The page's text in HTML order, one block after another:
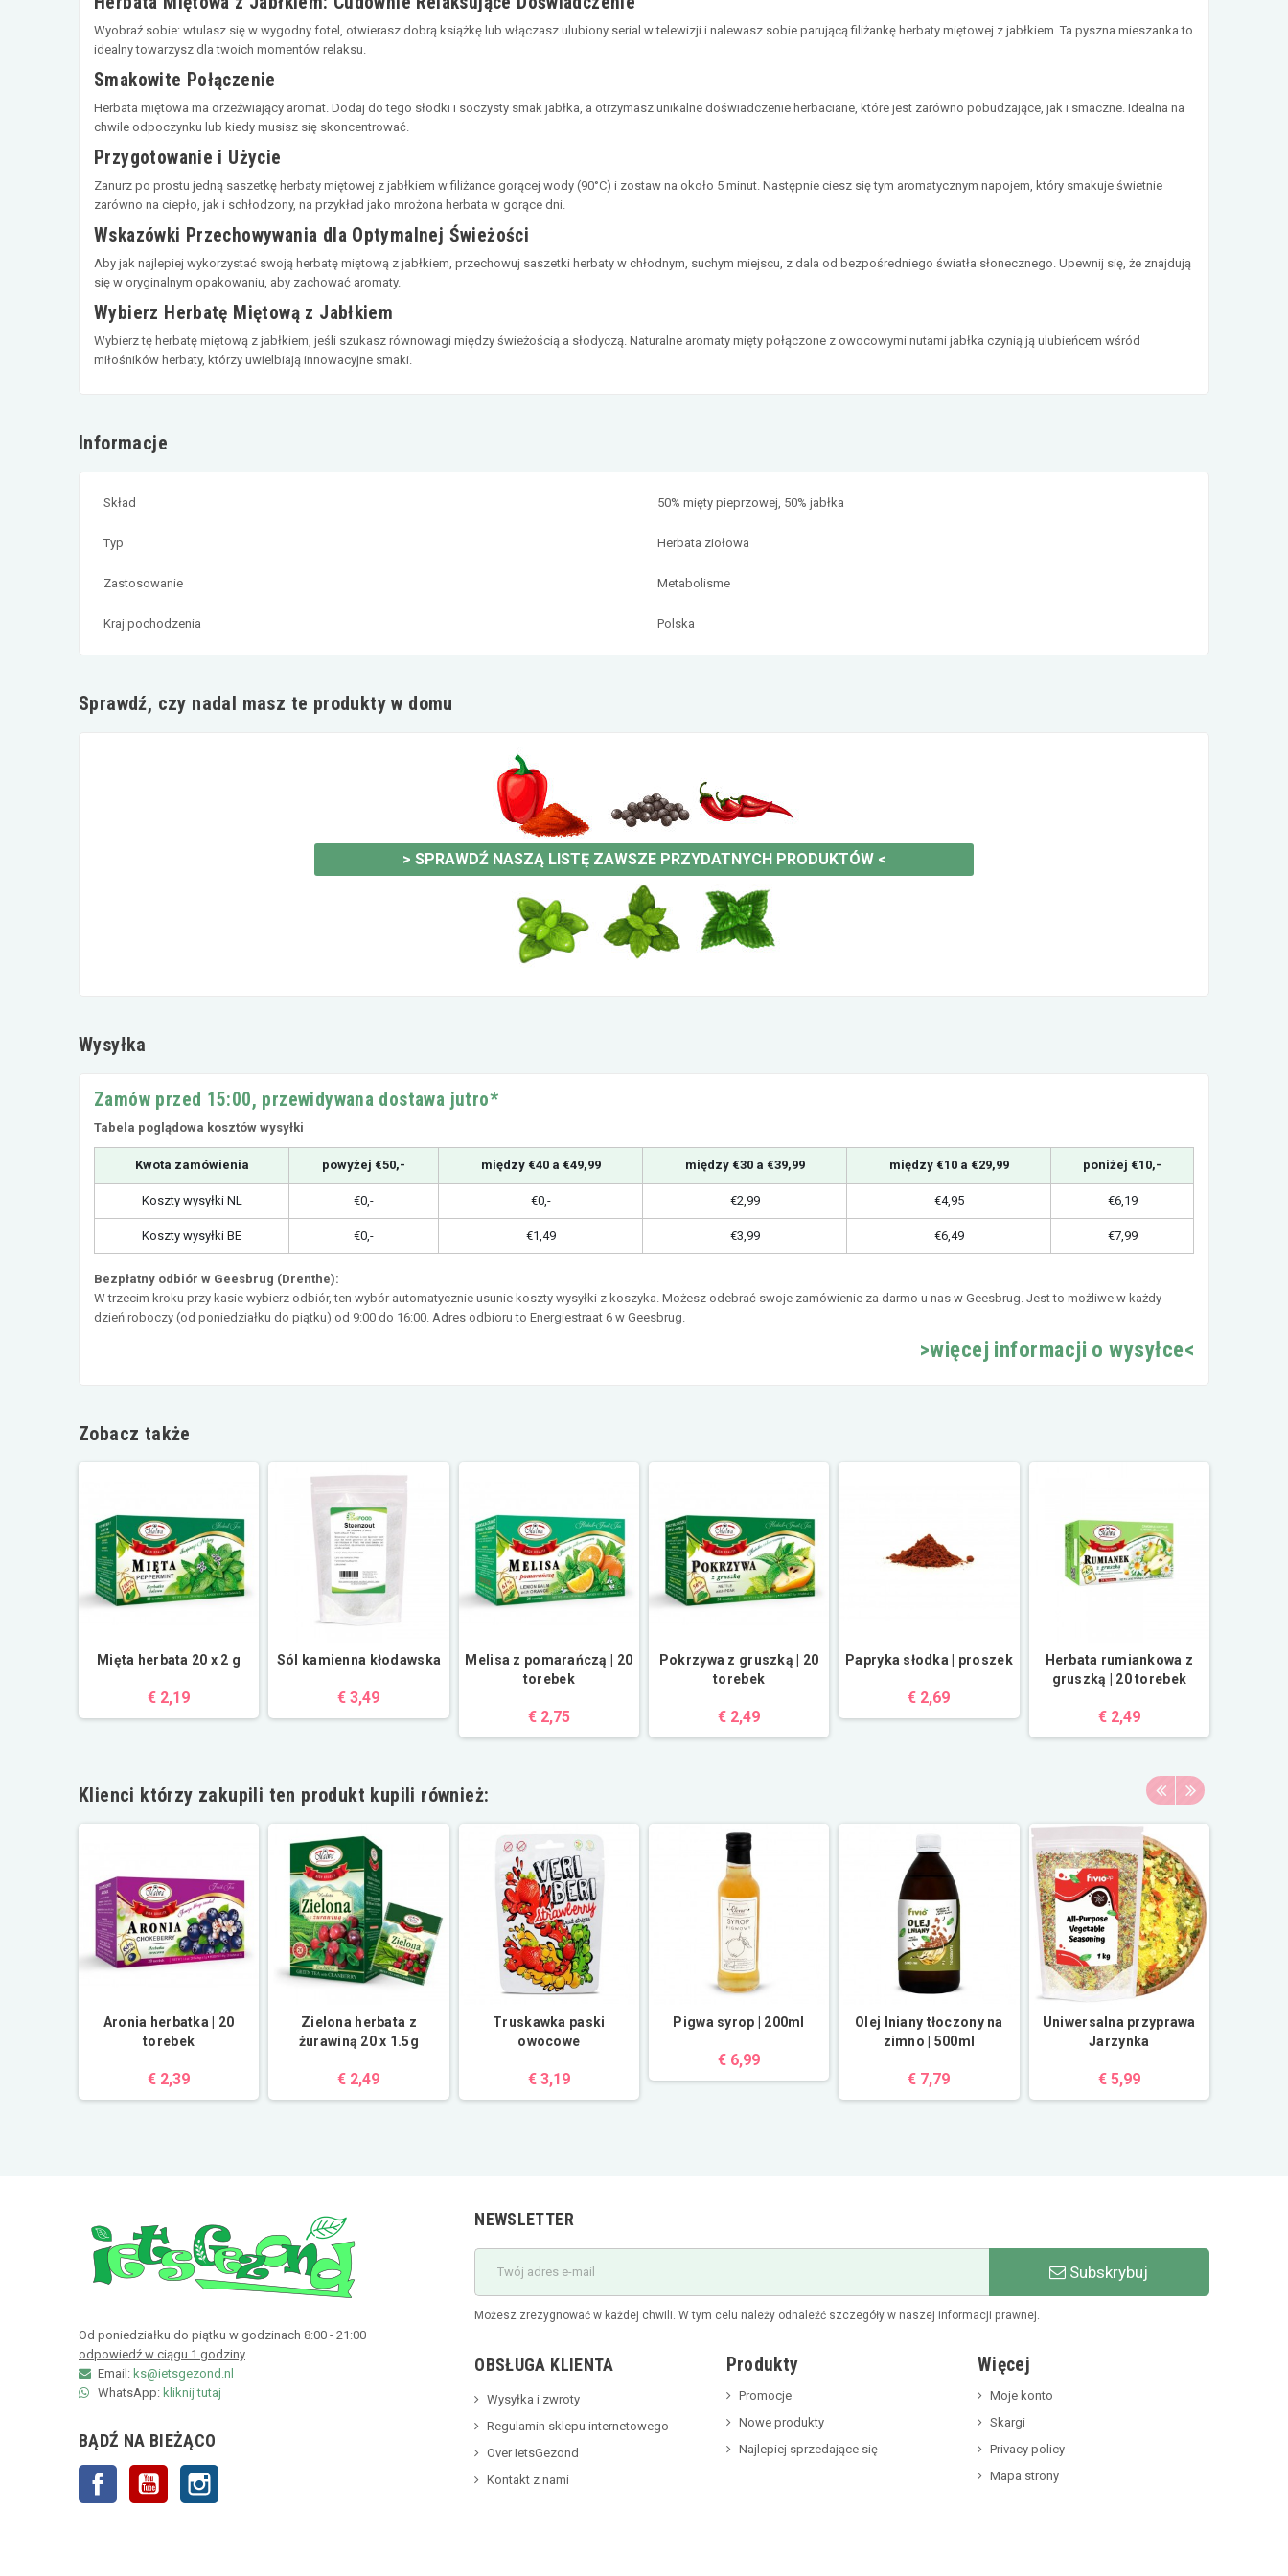
Wyobraź sobie: wtulasz się w wygodny fotel, otwierasz dobrą książkę lub włączasz ulubiony serial w telewizji i nalewasz sobie parującą filiżankę herbaty miętowej z jabłkiem. Ta pyszna mieszanka to
idealny towarzysz dla twoich momentów relaksu.
Smakowite Połączenie
Herbata miętowa ma orzeźwiający aromat. Dodaj do tego słodki i soczysty smak jabłka, a otrzymasz unikalne doświadczenie herbaciane, które jest zarówno pobudzające, jak i smaczne. Idealna na
chwile odpoczynku lub kiedy musisz się skoncentrować.
Przygotowanie i Użycie
Zanurz po prostu jedną saszetkę herbaty miętowej z jabłkiem w filiżance gorącej wody (90°C) i zostaw na około 5 minut. Następnie ciesz się tym aromatycznym napojem, który smakuje świetnie
zarówno na ciepło, jak i schłodzony, na przykład jako mrożona herbata w gorące dni.
Wskazówki Przechowywania dla Optymalnej Świeżości
Aby jak najlepiej wykorzystać swoją herbatę miętową z jabłkiem, przechowuj saszetki herbaty w chłodnym, suchym miejscu, z dala od bezpośredniego światła słonecznego. Upewnij się, że znajdują
się w oryginalnym opakowaniu, aby zachować aromaty.
Wybierz Herbatę Miętową z Jabłkiem
Wybierz tę herbatę miętową z jabłkiem, jeśli szukasz równowagi między świeżością a słodyczą. Naturalne aromaty mięty połączone z owocowymi nutami jabłka czynią ją ulubieńcem wśród
miłośników herbaty, którzy uwielbiają innowacyjne smaki.
Informacje
Skład 50% mięty pieprzowej, 50% jabłka
Typ Herbata ziołowa
Zastosowanie Metabolisme
Kraj pochodzenia Polska
Sprawdź, czy nadal masz te produkty w domu
> SPRAWDŹ NASZĄ LISTĘ ZAWSZE PRZYDATNYCH PRODUKTÓW<
Wysyłka
Zamów przed 15:00, przewidywana dostawa jutro*
Tabela poglądowa kosztów wysyłki
Kwota zamówienia powyżej €50,- między €40 a €49,99 między €30 a €39,99 między €10 a €29,99 poniżej €10,-
Koszty wysyłki NL €0,- €0,- €2,99 €4,95 €6,19
Koszty wysyłki BE €0,- €1,49 €3,99 €6,49 €7,99
Bezpłatny odbiór w Geesbrug (Drenthe):
W trzecim kroku przy kasie wybierz odbiór, ten wybór automatycznie usunie koszty wysyłki z koszyka. Możesz odebrać swoje zamówienie za darmo u nas w Geesbrug. Jest to możliwe w każdy
dzień roboczy (od poniedziałku do piątku) od 9:00 do 16:00. Adres odbioru to Energiestraat 6 w Geesbrug.
>więcej informacji o wysyłce<
Zobacz także
Mięta herbata 20 x 2 g
€ 2,19
Sól kamienna kłodawska
€ 3,49
Melisa z pomarańczą | 20
torebek
€ 2,75
Pokrzywa z gruszką | 20
torebek
€ 2,49
Papryka słodka | proszek
€ 2,69
Herbata rumiankowa z
gruszką | 20 torebek
€ 2,49
Klienci którzy zakupili ten produkt kupili również:
Aronia herbatka | 20
torebek
€ 2,39
Zielona herbata z
żurawiną 20 x 1.5g
€ 2,49
Truskawka paski
owocowe
€ 3,19
Pigwa syrop | 200ml
€ 6,99
Olej lniany tłoczony na
zimno | 500ml
€ 7,79
Uniwersalna przyprawa
Jarzynka
€ 5,99
Od poniedziałku do piątku w godzinach 8:00 - 21:00
odpowiedź w ciągu 1 godziny
Email: ks@ietsgezond.nl
WhatsApp: kliknij tutaj
BĄDŹ NA BIEŻĄCO
Facebook YouTube
NEWSLETTER
Subskrybuj
Możesz zrezygnować w każdej chwili. W tym celu należy odnaleźć szczegóły w naszej informacji prawnej.
OBSŁUGA KLIENTA
Wysyłka i zwroty
Regulamin sklepu internetowego
Over IetsGezond
Kontakt z nami
Produkty
Promocje
Nowe produkty
Najlepiej sprzedające się
Więcej
Moje konto
Skargi
Privacy policy
Mapa strony